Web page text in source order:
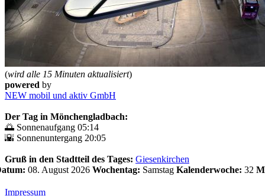
(wird alle 15 Minuten aktualisiert)
powered by
NEW mobil und aktiv GmbH
Der Tag in Mönchengladbach:
🌅 Sonnenaufgang 05:14
🌇 Sonnenuntergang 20:05
Gruß in den Stadtteil des Tages: Giesenkirchen
08. August 2026 Wochentag: Samstag Kalenderwoche: 32
Impressum